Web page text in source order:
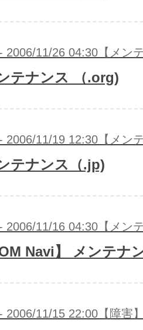
2006/11/26 04:30【メン
テナンス （.org)
2006/11/19 12:30【メン
テナンス（.jp)
2006/11/16 04:30【メン
Navi】 メンテナ
2006/11/15 22:00【障害